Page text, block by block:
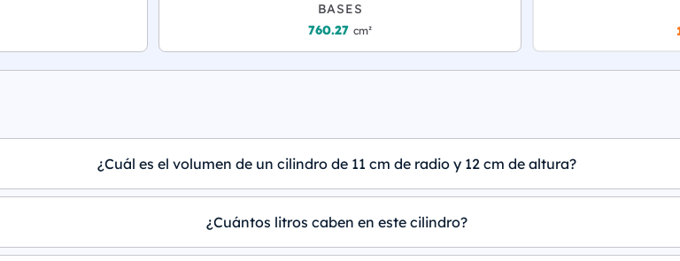
BASES
760.27 cm²
¿Cuál es el volumen de un cilindro de 11 cm de radio y 12 cm de altura?
¿Cuántos litros caben en este cilindro?